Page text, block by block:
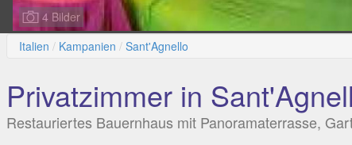
4 Bilder
Italien
Kampanien Sant'Agnello
Privatzimmer in
Restauriertes Bauernhaus mit Panoramaterrasse,